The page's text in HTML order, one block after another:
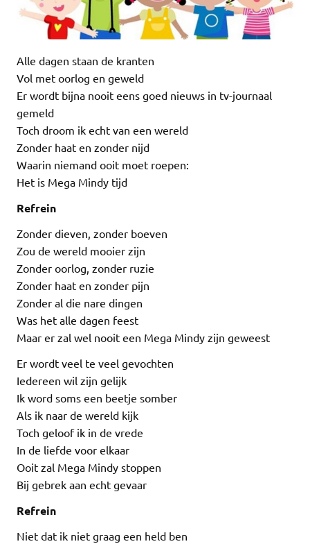
Alle dagen staan de kranten
Vol met oorlog en geweld
Er wordt bijna nooit eens goed nieuws in tv-journaal
gemeld
Toch droom ik echt van een wereld
Zonder haat en zonder nijd
Waarin niemand ooit moet roepen:
Het is Mega Mindy tijd
Refrein
Zonder dieven, zonder boeven
Zou de wereld mooier zijn
Zonder oorlog, zonder ruzie
Zonder haat en zonder pijn
Zonder al die nare dingen
Was het alle dagen feest
Maar er zal wel nooit een Mega Mindy zijn geweest
Er wordt veel te veel gevochten
Iedereen wil zijn gelijk
Ik word soms een beetje somber
Als ik naar de wereld kijk
Toch geloof ik in de vrede
In de liefde voor elkaar
Ooit zal Mega Mindy stoppen
Bij gebrek aan echt gevaar
Refrein
Niet dat ik niet graag een held ben